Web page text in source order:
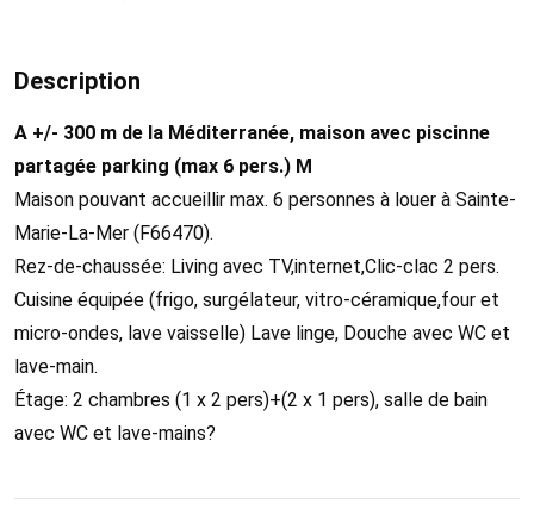
Description
A +/- 300 m de la Méditerranée, maison avec piscinne
partagée parking (max 6 pers.) M
Maison pouvant accueillir max. 6 personnes à louer à Sainte-
Marie-La-Mer (F66470).
Rez-de-chaussée: Living avec TV,internet,Clic-clac 2 pers.
Cuisine équipée (frigo, surgélateur, vitro-céramique,four et
micro-ondes, lave vaisselle) Lave linge, Douche avec WC et
lave-main.
Étage: 2 chambres (1 x 2 pers)+(2 x 1 pers), salle de bain
avec WC et lave-mains?